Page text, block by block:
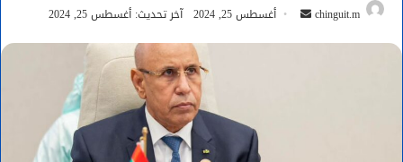
chinguit.m
أرسل أغسطس 25, 2024 آخر تحديث: أغسطس 25, 2024